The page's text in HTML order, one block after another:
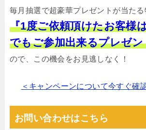
毎月抽選で超豪華プレゼントが当たる
『1度ご依頼頂けたお客様
でもご参加出来るプレゼン
ので、この機会をお見逃しなく！
＜キャンペーンについて今すぐ確
お問い合わせはこちら